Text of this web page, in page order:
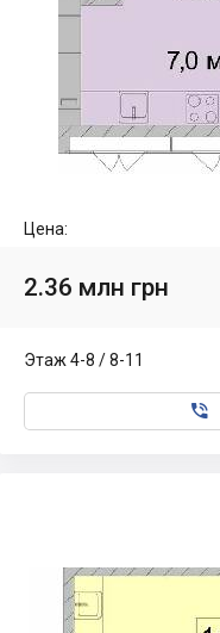
Цена:
2.36 млн грн
Этаж 4-8 / 8-11
